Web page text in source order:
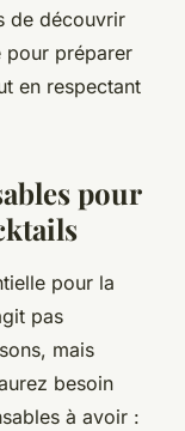
de découvrir
pour préparer
en respectant
pour
pour la
pas
mais
besoin
à avoir :